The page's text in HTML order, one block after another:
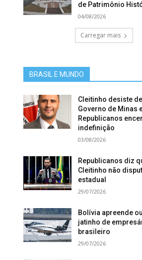
de Patrimônio
04/08/2026
Carregar mais
BRASIL E MUNDO
Cleitinho desiste
Governo de Minas
Republicanos
indefinição
03/08/2026
Republicanos diz
Cleitinho não
estadual
29/07/2026
Bolívia apreende
jatinho de
brasileiro
29/07/2026